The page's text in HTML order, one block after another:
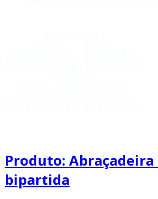
Produto: Abraçadeira
bipartida